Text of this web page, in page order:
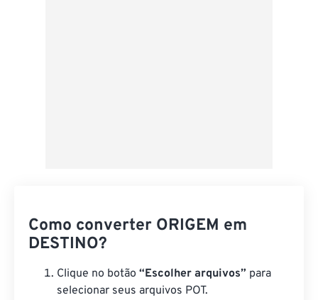
Como converter ORIGEM em
DESTINO?
Clique no botão “Escolher arquivos” para
selecionar seus arquivos POT.